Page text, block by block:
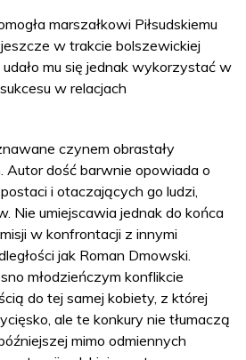
marszałkowi Piłsudskiemu
w trakcie bolszewickiej
mu się jednak wykorzystać w
w relacjach
czynem obrastały
Autor dość barwnie opowiada o
i otaczających go ludzi,
Nie umiejscawia jednak do końca
w konfrontacji z innymi
jak Roman Dmowski.
młodzieńczym konflikcie
do tej samej kobiety, z której
ale te konkury nie tłumaczą
mimo odmiennych